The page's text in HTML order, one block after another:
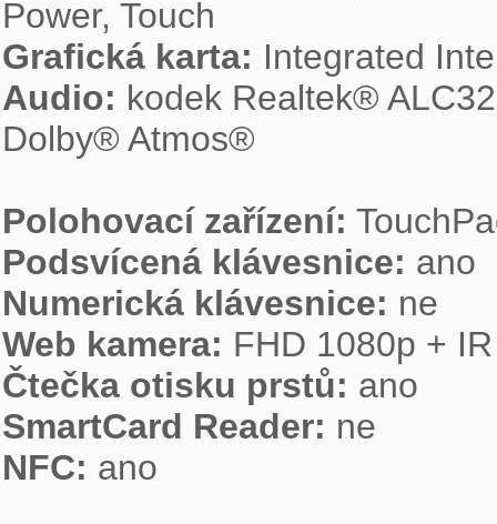
Grafická karta:
Audio: kodek Realtek®
Dolby® Atmos®
Polohovací zařízení:
Podsvícená klávesnice:
Numerická klávesnice:
Web kamera:
Čtečka otisku prstů:
SmartCard Reader:
NFC: ano